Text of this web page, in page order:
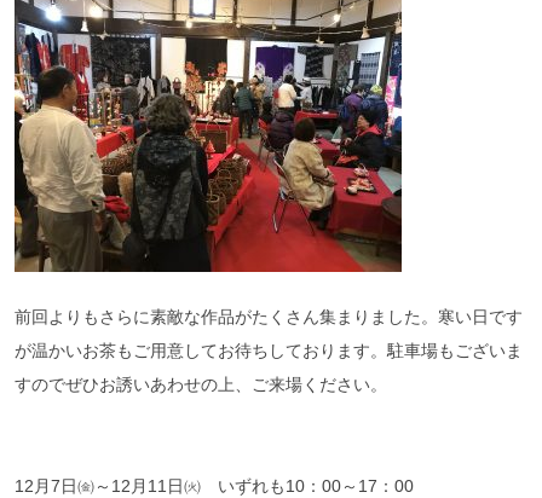
前回よりもさらに素敵な作品がたくさん集まりました。寒い日です
が温かいお茶もご用意してお待ちしております。駐車場もございま
すのでぜひお誘いあわせの上、ご来場ください。
12月7日㈮～12月11日㈫ いずれも10：00～17：00